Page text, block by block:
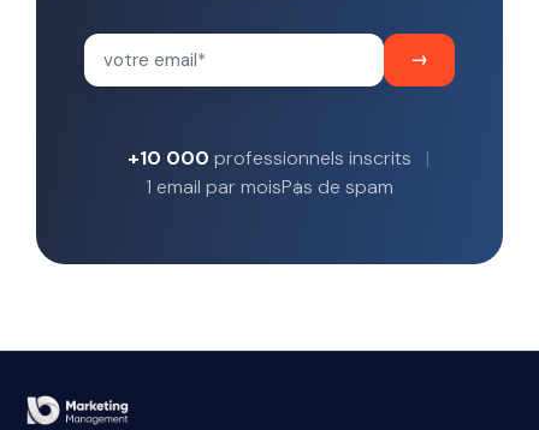
+10 000 professionnels inscrits
1 email par moisPas de spam